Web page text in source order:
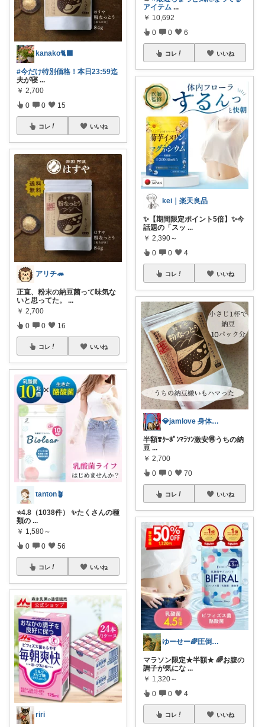
kanako🐈‍⬛
#今だけ特別価格！本日23:59迄
夫が寝 ...
￥ 2,700
0 0 15
コレ いいね
アリチ🦔
正直、粉末の納豆菌って味気な
いと思ってた。
...
￥ 2,700
0 0 16
コレ いいね
tanton🪴
⭐4.8（1038件） ✨たくさんの種
類の ...
￥ 1,580～
0 0 56
コレ いいね
riri
アイテム ...
￥ 10,692
0 0 6
コレ いいね
kei｜楽天良品
✨【期間限定ポイント5倍】✨今
話題の「スッ ...
￥ 2,390～
0 0 4
コレ いいね
💎jamlove 身体に優しく
半額❣️ｸｰﾎﾟﾝﾏﾗｿﾝ激安🉐うちの納
豆 ...
￥ 2,700
0 0 70
コレ いいね
ゆーせー🌈圧倒的便利な暮らし
マラソン限定★半額★ 🌈お腹の
調子が気にな ...
￥ 1,320～
0 0 4
コレ いいね